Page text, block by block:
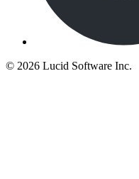
© 2026 Lucid Software Inc.